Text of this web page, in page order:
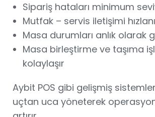
Sipariş hataları minimum
Mutfak – servis iletişimi
Masa durumları anlık olarak
Masa birleştirme ve taşıma
kolaylaşır
Aybit POS gibi gelişmiş
uçtan uca yöneterek